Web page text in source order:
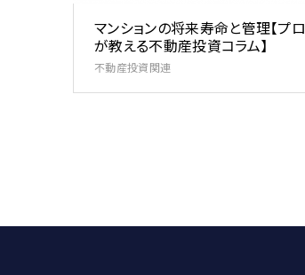
マンションの将来寿命と管理【プロ
が教える不動産投資コラム】
不動産投資関連